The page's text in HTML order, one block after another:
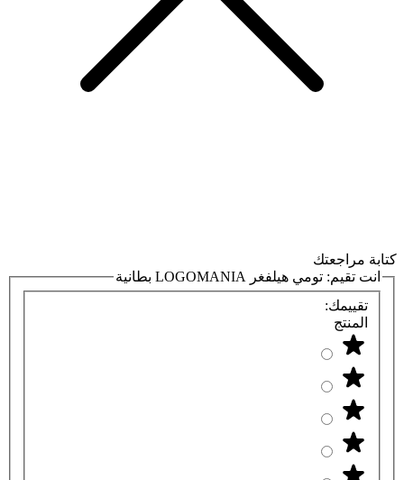
كتابة مراجعتك
انت تقيم: تومي هيلفغر LOGOMANIA بطانية
تقييمك:
المنتج